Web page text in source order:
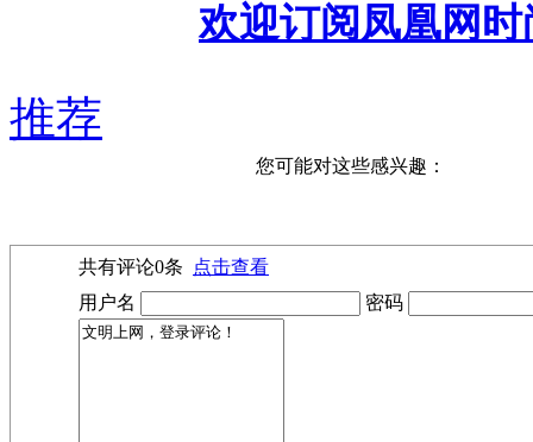
欢迎订阅凤凰网
推荐
您可能对这些感兴趣：
共有评论0条
点击查看
用户名
密码